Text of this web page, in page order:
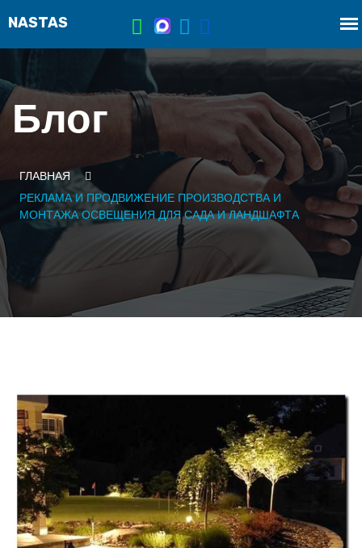
Блог
ГЛАВНАЯ
РЕКЛАМА И ПРОДВИЖЕНИЕ ПРОИЗВОДСТВА И
МОНТАЖА ОСВЕЩЕНИЯ ДЛЯ САДА И ЛАНДШАФТА